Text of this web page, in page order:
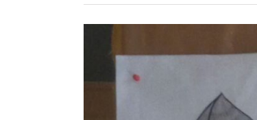
immagine